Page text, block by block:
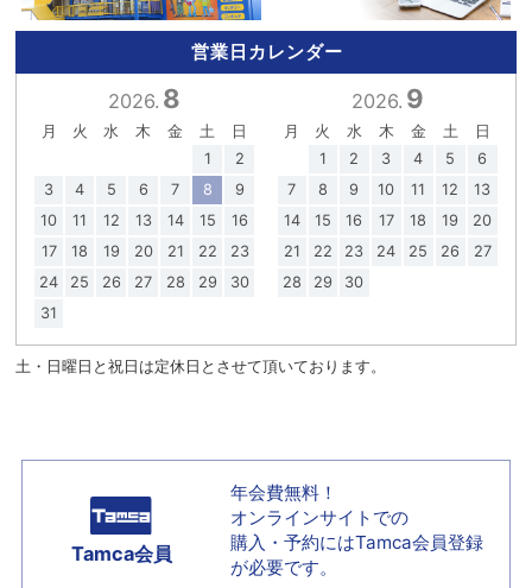
営業日カレンダー
2026. 8
月 火 水 木 金 土
日
1
2
3
4 5 6 7 8
9
10
11 12 13 14 15
16
17
18 19 20 21 22
23
24
25 26 27 28 29
30
31
2026. 9
月 火 水 木 金 土
日
1
2 3 4 5
6
7
8 9 10 11 12
13
14
15 16 17 18 19
20
21
22 23 24 25 26
27
28
29 30
土・日曜日と祝日は定休日とさせて頂いております。
Tamca会員
年会費無料！
オンラインサイトでの
購入・予約にはTamca会員登録
が必要です。